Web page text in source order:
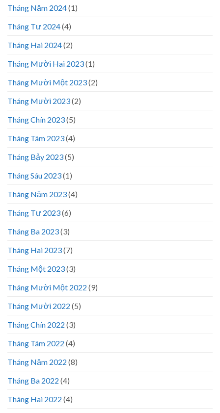
Tháng Năm 2024(1)
Tháng Tư 2024(4)
Tháng Hai 2024(2)
Tháng Mười Hai 2023(1)
Tháng Mười Một 2023(2)
Tháng Mười 2023(2)
Tháng Chín 2023(5)
Tháng Tám 2023(4)
Tháng Bảy 2023(5)
Tháng Sáu 2023(1)
Tháng Năm 2023(4)
Tháng Tư 2023(6)
Tháng Ba 2023(3)
Tháng Hai 2023(7)
Tháng Một 2023(3)
Tháng Mười Một 2022 (9)
Tháng Mười 2022 (5)
Tháng Chín 2022 (3)
Tháng Tám 2022 (4)
Tháng Năm 2022 (8)
Tháng Ba 2022 (4)
Tháng Hai 2022 (4)